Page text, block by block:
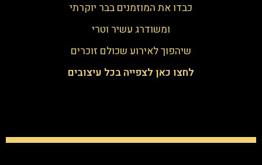
כבדו את המוזמנים בבר יוקרתי
ומשודרג עשיר וטרי
שיהפוך לאירוע שכולם זוכרים
לחצו כאן לצפייה בכל עיצובים